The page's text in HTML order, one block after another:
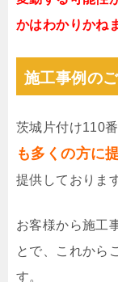
かはわかりかね
施工事例の
茨城片付け110番
も多くの方に
提供しておりま
お客様から施工
とで、これから
す。